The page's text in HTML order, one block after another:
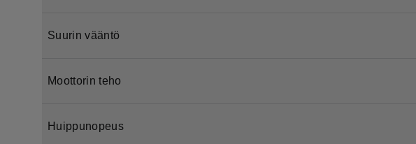
Suurin vääntö
Moottorin teho
Huippunopeus